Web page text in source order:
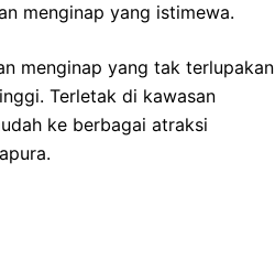
menginap yang istimewa.
menginap yang tak terlupakan
Terletak di kawasan
ke berbagai atraksi